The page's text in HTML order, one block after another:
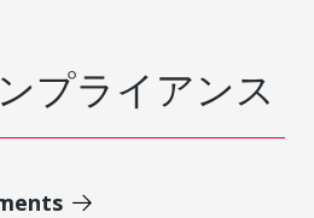
プライアンス